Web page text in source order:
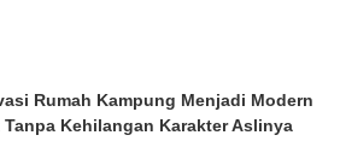
Rumah Kampung Menjadi Modern
Kehilangan Karakter Aslinya